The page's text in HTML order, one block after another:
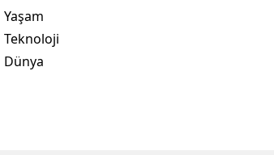
Yaşam
Teknoloji
Dünya